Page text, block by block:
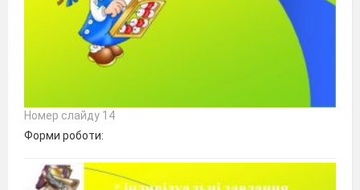
Номер слайду 14
Форми роботи: